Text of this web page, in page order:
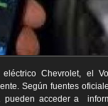
Chevrolet, el
Según fuentes
pueden acceder a